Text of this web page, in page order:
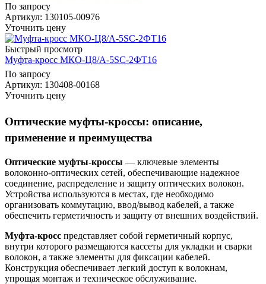
По запросу
Артикул: 130105-00976
Уточнить цену
Быстрый просмотр
Муфта-кросс МКО-Ц8/А-5SC-2ФТ16
По запросу
Артикул: 130408-00168
Уточнить цену
Оптические муфты-кроссы: описание,
применение и преимущества
Оптические муфты-кроссы — ключевые элементы
волоконно-оптических сетей, обеспечивающие надежное
соединение, распределение и защиту оптических волокон.
Устройства используются в местах, где необходимо
организовать коммутацию, ввод/вывод кабелей, а также
обеспечить герметичность и защиту от внешних воздействий.
Муфта-кросс представляет собой герметичный корпус,
внутри которого размещаются кассеты для укладки и сварки
волокон, а также элементы для фиксации кабелей.
Конструкция обеспечивает легкий доступ к волокнам,
упрощая монтаж и техническое обслуживание.